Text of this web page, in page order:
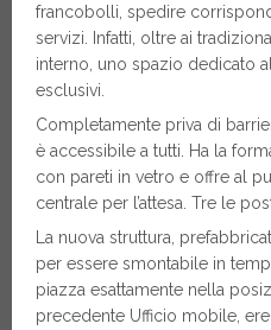
francobolli, spedire
servizi. Infatti, oltre ai
interno, uno spazio dedicato
esclusivi.
Completamente priva di
è accessibile a tutti. Ha la
con pareti in vetro e offre al
centrale per l’attesa. Tre le
La nuova struttura,
per essere smontabile in
piazza esattamente nella
precedente Ufficio mobile,